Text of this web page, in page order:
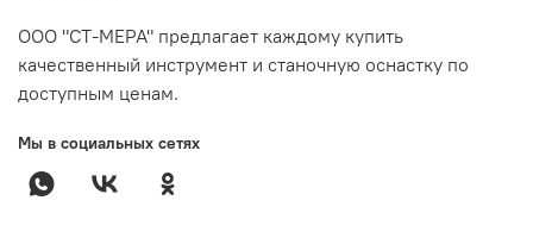
ООО "СТ-МЕРА" предлагает каждому купить
качественный инструмент и станочную оснастку по
доступным ценам.
Мы в социальных сетях